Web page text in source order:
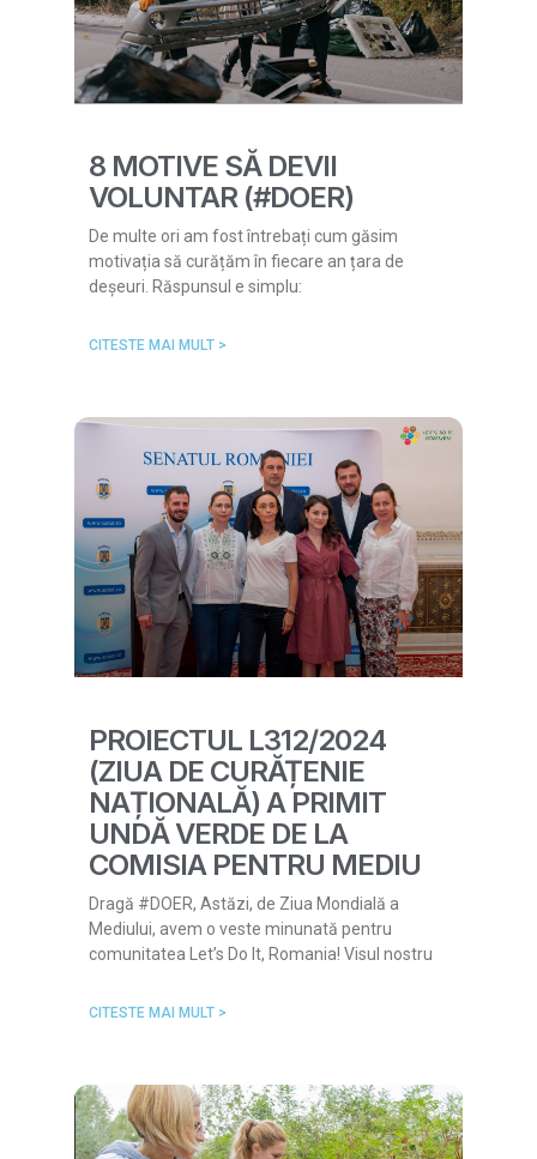
8 MOTIVE SĂ DEVII
VOLUNTAR (#DOER)
De multe ori am fost întrebați cum găsim
motivația să curățăm în fiecare an țara de
deșeuri. Răspunsul e simplu:
CITESTE MAI MULT >
PROIECTUL L312/2024
(ZIUA DE CURĂȚENIE
NAȚIONALĂ) A PRIMIT
UNDĂ VERDE DE LA
COMISIA PENTRU MEDIU
Dragă #DOER, Astăzi, de Ziua Mondială a
Mediului, avem o veste minunată pentru
comunitatea Let’s Do It, Romania! Visul nostru
CITESTE MAI MULT >